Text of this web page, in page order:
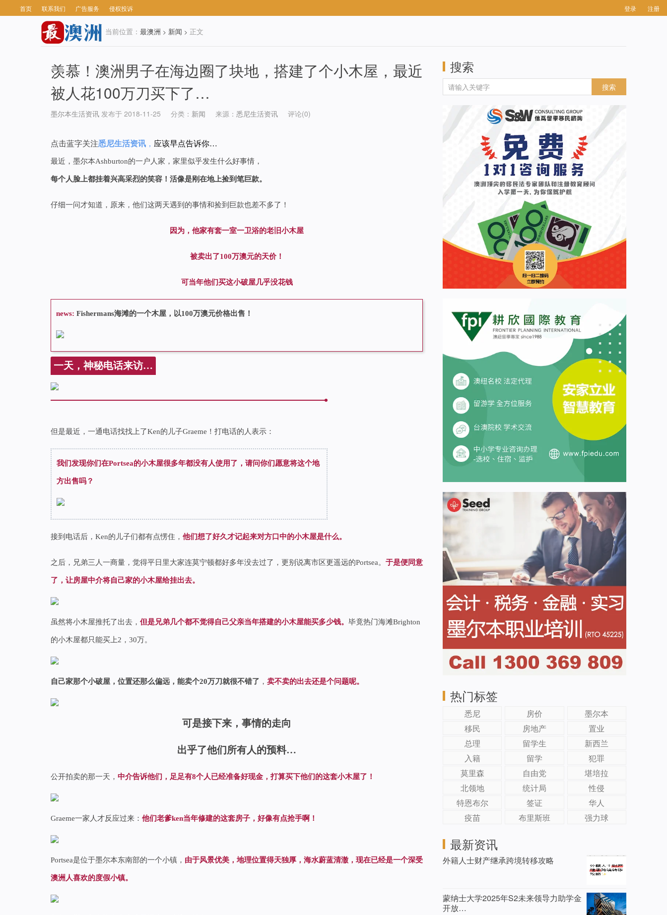
首页 联系我们 广告服务 侵权投诉 登录 注册
当前位置： 最澳洲 > 新闻 > 正文
羡慕！澳洲男子在海边圈了块地，搭建了个小木屋，最近
被人花100万刀买下了…
墨尔本生活资讯 发布于 2018-11-25 分类： 新闻 来源： 悉尼生活资讯 评论(0)
点击蓝字关注悉尼生活资讯 ， 应该早点告诉你…
最近，墨尔本Ashburton的一户人家，家里似乎发生什么好事情，
每个人脸上都挂着兴高采烈的笑容！活像是刚在地上捡到笔巨款。
仔细一问才知道，原来，他们这两天遇到的事情和捡到巨款也差不多了！
因为，他家有套一室一卫浴的老旧小木屋
被卖出了100万澳元的天价！
可当年他们买这小破屋几乎没花钱
news: Fishermans海滩的一个木屋，以100万澳元价格出售！
一天，神秘电话来访…
但是最近，一通电话找找上了Ken的儿子Graeme！打电话的人表示：
我们发现你们在Portsea的小木屋很多年都没有人使用了，请问你们愿意将这个地
方出售吗？
接到电话后，Ken的儿子们都有点愣住， 他们想了好久才记起来对方口中的小木屋是什么。
之后，兄弟三人一商量，觉得平日里大家连莫宁顿都好多年没去过了，更别说离市区更遥远的Portsea。 于是便同意
了，让房屋中介将自己家的小木屋给挂出去。
虽然将小木屋推托了出去， 但是兄弟几个都不觉得自己父亲当年搭建的小木屋能买多少钱。 毕竟热门海滩Brighton
的小木屋都只能买上2，30万。
自己家那个小破屋，位置还那么偏远，能卖个20万刀就很不错了 ， 卖不卖的出去还是个问题呢。
可是接下来，事情的走向
出乎了他们所有人的预料…
公开拍卖的那一天， 中介告诉他们，足足有8个人已经准备好现金，打算买下他们的这套小木屋了！
Graeme一家人才反应过来： 他们老爹ken当年修建的这套房子，好像有点抢手啊！
Portsea是位于墨尔本东南部的一个小镇， 由于风景优美，地理位置得天独厚，海水蔚蓝清澈，现在已经是一个深受
澳洲人喜欢的度假小镇。
搜索
热门标签
悉尼 房价
墨尔本
移民
房地产
置业
总理
留学生
新西兰
入籍
留学
犯罪
莫里森
自由党
堪培拉
北领地
统计局
性侵
特恩布尔
签证
华人
疫苗
布里斯班 强力球
最新资讯
外籍人士财产继承跨境转移攻略
蒙纳士大学2025年S2未来领导力助学金
开放…